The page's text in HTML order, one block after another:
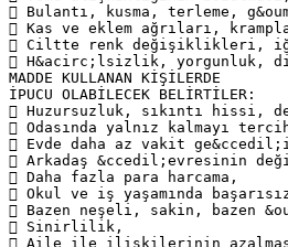
 Bulantı, kusma, terleme,
 Kas ve eklem ağrıları,
 Ciltte renk değişiklikleri,
 H&acirc;lsizlik, yorgunluk,
MADDE KULLANAN KİŞİLERDE
İPUCU OLABİLECEK BELİRTİLER:
 Huzursuzluk, sıkıntı hissi,
 Odasında yalnız kalmayı
 Evde daha az vakit
 Arkadaş &ccedil;evresinin
 Daha fazla para harcama,
 Okul ve iş yaşamında
 Bazen neşeli, sakin, bazen
 Sinirlilik,
 Aile ile ilişkilerinin